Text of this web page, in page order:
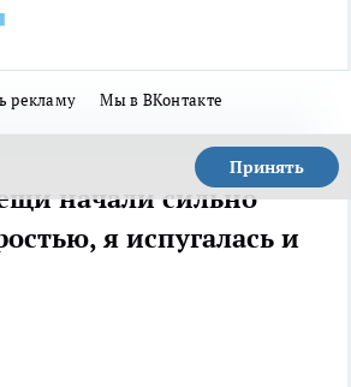
рекламу Мы в ВКонтакте
Принять
начали сильно
я испугалась и